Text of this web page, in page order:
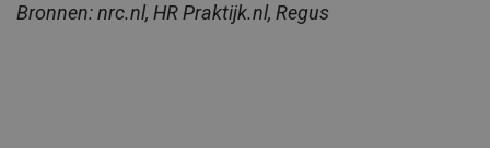
Bronnen: nrc.nl, HR Praktijk.nl, Regus